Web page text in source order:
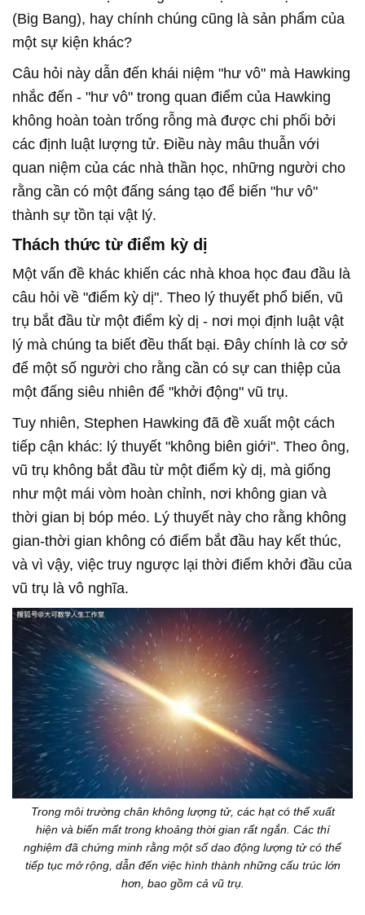
(Big Bang), hay chính chúng cũng là sản phẩm của
một sự kiện khác?
Câu hỏi này dẫn đến khái niệm "hư vô" mà Hawking
nhắc đến - "hư vô" trong quan điểm của Hawking
không hoàn toàn trống rỗng mà được chi phối bởi
các định luật lượng tử. Điều này mâu thuẫn với
quan niệm của các nhà thần học, những người cho
rằng cần có một đấng sáng tạo để biến "hư vô"
thành sự tồn tại vật lý.
Thách thức từ điểm kỳ dị
Một vấn đề khác khiến các nhà khoa học đau đầu là
câu hỏi về "điểm kỳ dị". Theo lý thuyết phổ biến, vũ
trụ bắt đầu từ một điểm kỳ dị - nơi mọi định luật vật
lý mà chúng ta biết đều thất bại. Đây chính là cơ sở
để một số người cho rằng cần có sự can thiệp của
một đấng siêu nhiên để "khởi động" vũ trụ.
Tuy nhiên, Stephen Hawking đã đề xuất một cách
tiếp cận khác: lý thuyết "không biên giới". Theo ông,
vũ trụ không bắt đầu từ một điểm kỳ dị, mà giống
như một mái vòm hoàn chỉnh, nơi không gian và
thời gian bị bóp méo. Lý thuyết này cho rằng không
gian-thời gian không có điểm bắt đầu hay kết thúc,
và vì vậy, việc truy ngược lại thời điểm khởi đầu của
vũ trụ là vô nghĩa.
Trong môi trường chân không lượng tử, các hạt có thể xuất
hiện và biến mất trong khoảng thời gian rất ngắn. Các thí
nghiệm đã chứng minh rằng một số dao động lượng tử có thể
tiếp tục mở rộng, dẫn đến việc hình thành những cấu trúc lớn
hơn, bao gồm cả vũ trụ.